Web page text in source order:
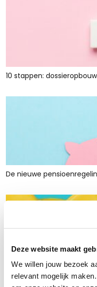
Deze website maakt
We willen jouw bezoek
relevant mogelijk
10 stappen:
De nieuwe
Rust en ruimte met
die tijdelijk krap zitten